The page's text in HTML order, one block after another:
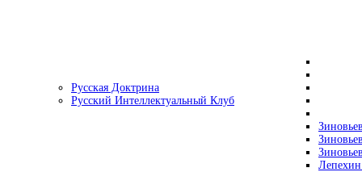
Русская Доктрина
Русский Интеллектуальный Клуб